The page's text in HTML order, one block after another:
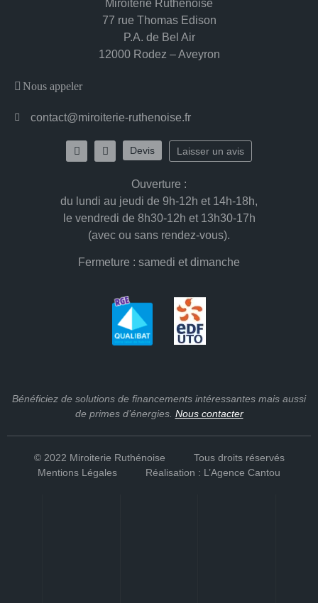
Miroiterie Ruthénoise
77 rue Thomas Edison
P.A. de Bel Air
12000 Rodez – Aveyron
Nous appeler
contact@miroiterie-ruthenoise.fr
Devis Laisser un avis
Ouverture :
du lundi au jeudi de 9h-12h et 14h-18h,
le vendredi de 8h30-12h et 13h30-17h
(avec ou sans rendez-vous).
Fermeture : samedi et dimanche
Bénéficiez de solutions de financements intéressantes mais aussi
de primes d’énergies. Nous contacter
© 2022 Miroiterie Ruthénoise
Tous droits réservés
Mentions Légales
Réalisation : L’Agence Cantou